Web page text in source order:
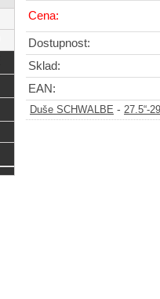
Cena:
Dostupnost:
Sklad:
EAN:
Duše SCHWALBE - 27.5“-